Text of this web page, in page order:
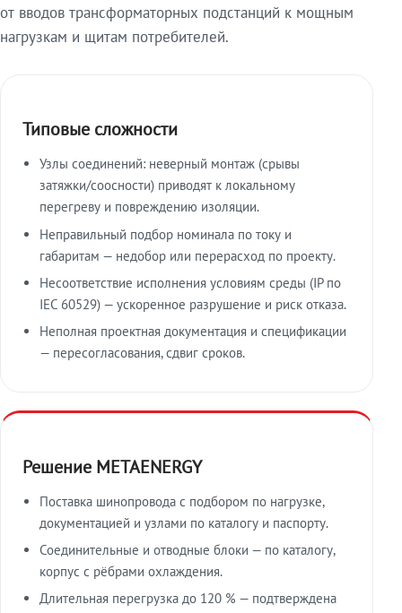
от вводов трансформаторных подстанций к мощным
нагрузкам и щитам потребителей.
Типовые сложности
Узлы соединений: неверный монтаж (срывы
затяжки/соосности) приводят к локальному
перегреву и повреждению изоляции.
Неправильный подбор номинала по току и
габаритам — недобор или перерасход по проекту.
Несоответствие исполнения условиям среды (IP по
IEC 60529) — ускоренное разрушение и риск отказа.
Неполная проектная документация и спецификации
— пересогласования, сдвиг сроков.
Решение METAENERGY
Поставка шинопровода с подбором по нагрузке,
документацией и узлами по каталогу и паспорту.
Соединительные и отводные блоки — по каталогу,
корпус с рёбрами охлаждения.
Длительная перегрузка до 120 % — подтверждена